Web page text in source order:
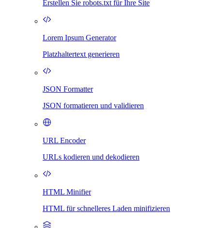
Erstellen Sie robots.txt für Ihre Site
Lorem Ipsum Generator
Platzhaltertext generieren
JSON Formatter
JSON formatieren und validieren
URL Encoder
URLs kodieren und dekodieren
HTML Minifier
HTML für schnelleres Laden minifizieren